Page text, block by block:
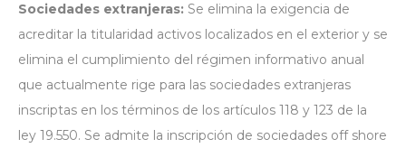
Sociedades extranjeras: Se elimina la exigencia de
acreditar la titularidad activos localizados en el exterior y se
elimina el cumplimiento del régimen informativo anual
que actualmente rige para las sociedades extranjeras
inscriptas en los términos de los artículos 118 y 123 de la
ley 19.550. Se admite la inscripción de sociedades off shore